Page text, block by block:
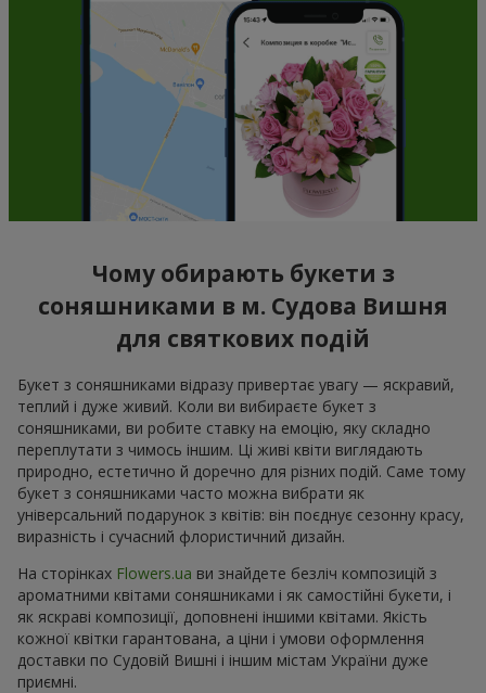
Чому обирають букети з
соняшниками в м. Судова Вишня
для святкових подій
Букет з соняшниками відразу привертає увагу — яскравий,
теплий і дуже живий. Коли ви вибираєте букет з
соняшниками, ви робите ставку на емоцію, яку складно
переплутати з чимось іншим. Ці живі квіти виглядають
природно, естетично й доречно для різних подій. Саме тому
букет з соняшниками часто можна вибрати як
універсальний подарунок з квітів: він поєднує сезонну красу,
виразність і сучасний флористичний дизайн.
На сторінках Flowers.ua ви знайдете безліч композицій з
ароматними квітами соняшниками і як самостійні букети, і
як яскраві композиції, доповнені іншими квітами. Якість
кожної квітки гарантована, а ціни і умови оформлення
доставки по Судовій Вишні і іншим містам України дуже
приємні.